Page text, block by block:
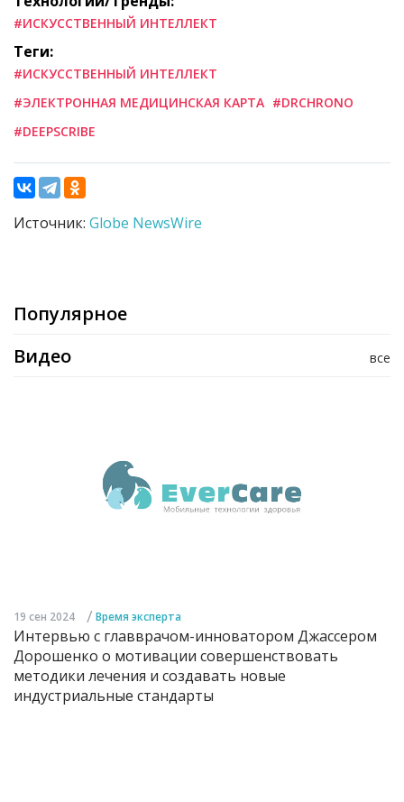
#ИСКУССТВЕННЫЙ ИНТЕЛЛЕКТ
Теги:
#ИСКУССТВЕННЫЙ ИНТЕЛЛЕКТ
#ЭЛЕКТРОННАЯ МЕДИЦИНСКАЯ КАРТА #DRCHRONO
#DEEPSCRIBE
Источник: Globe NewsWire
Популярное
все
Видео
19 сен 2024 / Время эксперта
Интервью с главврачом-инноватором Джассером
Дорошенко о мотивации совершенствовать
методики лечения и создавать новые
индустриальные стандарты